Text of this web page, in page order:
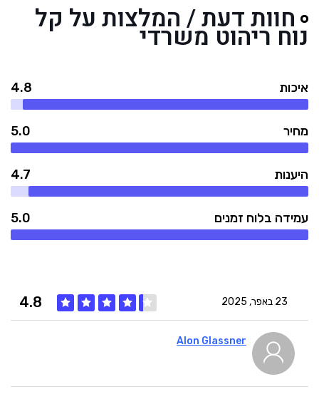
חוות דעת / המלצות על קל
נוח ריהוט משרדי
איכות 4.8
מחיר 5.0
היענות 4.7
עמידה בלוח זמנים 5.0
23 באפר, 2025 4.8
Alon Glassner